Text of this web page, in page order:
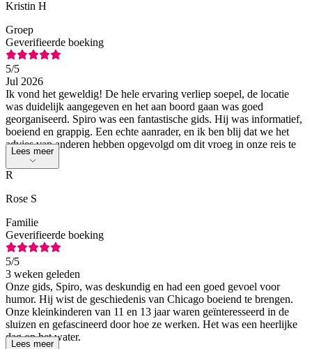
Kristin H
Groep
Geverifieerde boeking
5/5
Jul 2026
Ik vond het geweldig! De hele ervaring verliep soepel, de locatie
was duidelijk aangegeven en het aan boord gaan was goed
georganiseerd. Spiro was een fantastische gids. Hij was informatief,
boeiend en grappig. Een echte aanrader, en ik ben blij dat we het
advies van anderen hebben opgevolgd om dit vroeg in onze reis te
doen.
Lees meer
R
Rose S
Familie
Geverifieerde boeking
5/5
3 weken geleden
Onze gids, Spiro, was deskundig en had een goed gevoel voor
humor. Hij wist de geschiedenis van Chicago boeiend te brengen.
Onze kleinkinderen van 11 en 13 jaar waren geïnteresseerd in de
sluizen en gefascineerd door hoe ze werken. Het was een heerlijke
dag op het water.
Lees meer